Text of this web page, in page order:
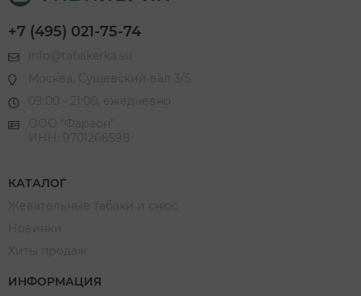
+7 (495) 021-75-74
КАТАЛОГ
ИНФОРМАЦИЯ